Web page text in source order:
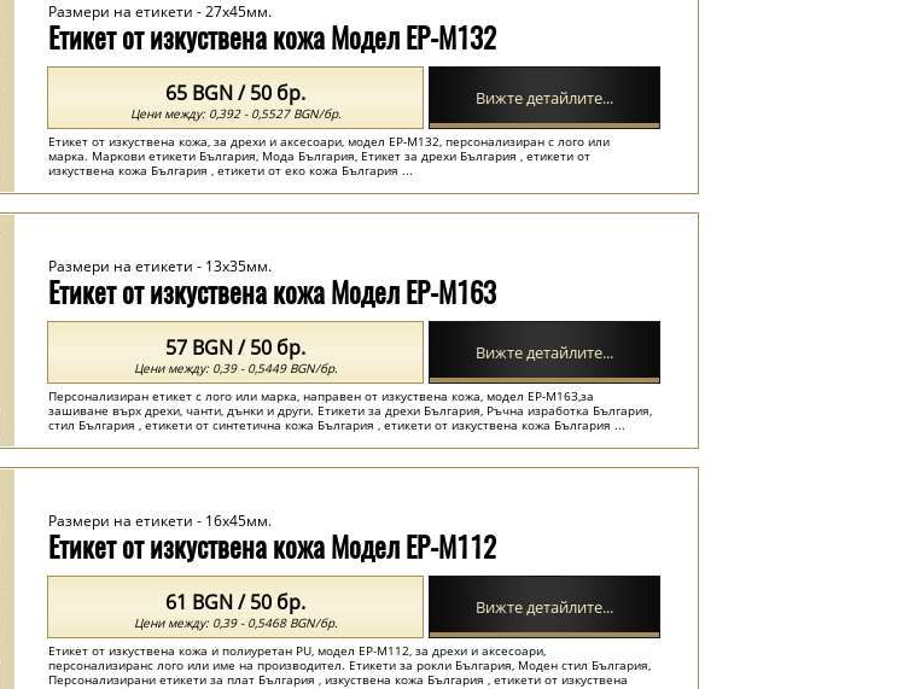
Етикет от изкуствена кожа Модел EP-M132
Размери на етикети - 27x45мм.
Етикет от изкуствена кожа, за дрехи и аксесоари, модел EP-M132, персонализиран с лого или
марка. Маркови етикети България, Мода България, Етикет за дрехи България , етикети от
изкуствена кожа България , етикети от еко кожа България ...
65 BGN / 50 бр.
Цени между: 0,392 - 0,5527 BGN/бр.
Вижте детайлите...
Етикет от изкуствена кожа Модел EP-M163
Размери на етикети - 13x35мм.
Персонализиран етикет с лого или марка, направен от изкуствена кожа, модел EP-M163,за
зашиване върх дрехи, чанти, дънки и други. Етикети за дрехи България, Ръчна изработка България,
стил България , етикети от синтетична кожа България , етикети от изкуствена кожа България ...
57 BGN / 50 бр.
Цени между: 0,39 - 0,5449 BGN/бр.
Вижте детайлите...
Етикет от изкуствена кожа Модел EP-M112
Размери на етикети - 16x45мм.
Етикет от изкуствена кожа и полиуретан PU, модел EP-M112, за дрехи и аксесоари,
персонализиранс лого или име на производител. Етикети за рокли България, Моден стил България,
Персонализирани етикети за плат България , изкуствена кожа България , етикети от изкуствена
61 BGN / 50 бр.
Цени между: 0,39 - 0,5468 BGN/бр.
Вижте детайлите...